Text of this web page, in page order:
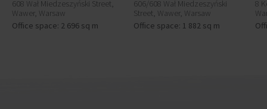
608 Wał Miedzeszyński Street,
Wawer, Warsaw
Office space: 2 696 sq m
606/608 Wał Miedzeszyński
Street, Wawer, Warsaw
Office space: 1 882 sq m
8